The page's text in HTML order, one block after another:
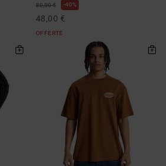
80,00 € 40%
48,00 €
OFFERTE